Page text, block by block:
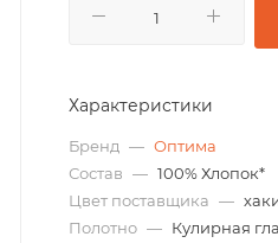
Характеристики
Бренд — Оптима
Состав — 100% Хлопок*
Цвет поставщика —
Полотно — Кулирная